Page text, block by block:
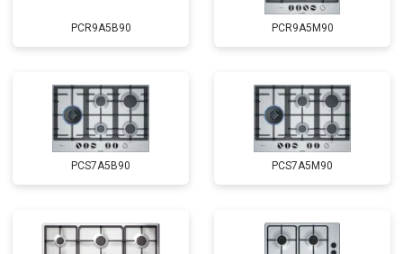
PCR9A5B90 PCR9A5M90
PCS7A5B90 PCS7A5M90